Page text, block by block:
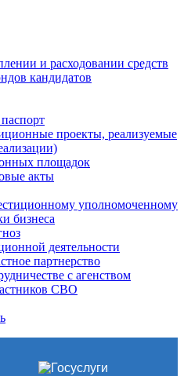
и расходовании средств
кандидатов
проекты, реализуемые
площадок
акты
уполномоченному
бизнеса
деятельности
партнерство
с агенством
СВО